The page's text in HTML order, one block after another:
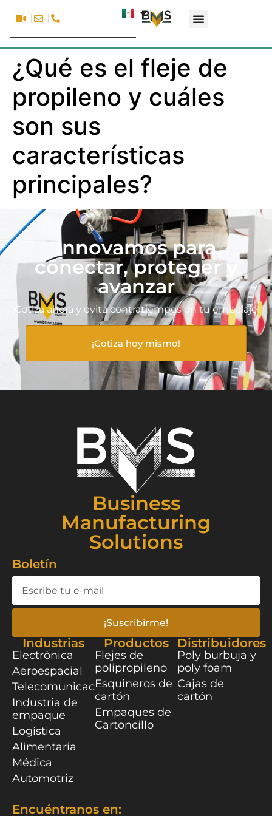
¿Qué es el fleje de
propileno y cuáles
son sus
características
principales?
Innovamos para
conectar, proteger y
avanzar
¡Cotiza ahora y evita contratiempos en tu embalaje!
¡Cotiza hoy mismo!
Business
Manufacturing
Solutions
Boletín
¡Suscribirme!
Industrias
Electrónica
Aeroespacial
Telecomunicaciones
Industria de
empaque
Logística
Alimentaria
Médica
Automotriz
Productos
Flejes de
polipropileno
Esquineros de
cartón
Empaques de
Cartoncillo
Distribuidores
Poly burbuja y
poly foam
Cajas de
cartón
Encuéntranos en: